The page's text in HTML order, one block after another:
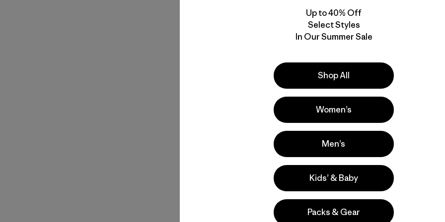
Gorro Better
Sweater™ Beanie
$ 55
Valoración: 4.6 / 5(79Comentarios
)
Coastal Cable Beanie
Valoración: 4.2 / 5
Up to 40% Off
Select Styles
In Our Summer Sale
Shop All
Women’s
Men’s
Kids’ & Baby
Packs & Gear